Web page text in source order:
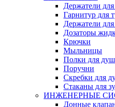
Держатели
Гарнитур для
Держатели
Дозаторы
Крючки
Мыльницы
Полки для
Поручни
Скребки для
Стаканы для
ИНЖЕНЕРНЫЕ
Донные